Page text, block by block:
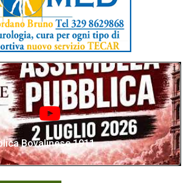
Bovalinese 1911